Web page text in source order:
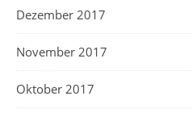
Dezember 2017
November 2017
Oktober 2017